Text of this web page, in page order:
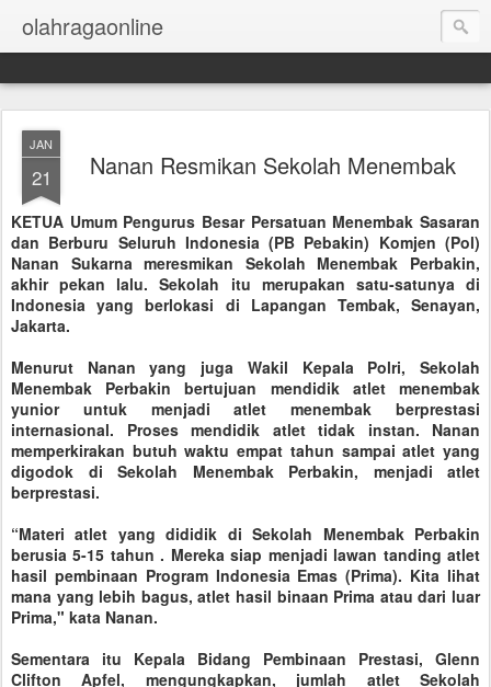
olahragaonline
JAN
21 Nanan Resmikan Sekolah Menembak
KETUA Umum Pengurus Besar Persatuan Menembak Sasaran
dan Berburu Seluruh Indonesia (PB Pebakin) Komjen (Pol)
Nanan Sukarna meresmikan Sekolah Menembak Perbakin,
akhir pekan lalu. Sekolah itu merupakan satu-satunya di
Indonesia yang berlokasi di Lapangan Tembak, Senayan,
Jakarta.
Menurut Nanan yang juga Wakil Kepala Polri, Sekolah
Menembak Perbakin bertujuan mendidik atlet menembak
yunior untuk menjadi atlet menembak berprestasi
internasional. Proses mendidik atlet tidak instan. Nanan
memperkirakan butuh waktu empat tahun sampai atlet yang
digodok di Sekolah Menembak Perbakin, menjadi atlet
berprestasi.
“Materi atlet yang dididik di Sekolah Menembak Perbakin
berusia 5-15 tahun . Mereka siap menjadi lawan tanding atlet
hasil pembinaan Program Indonesia Emas (Prima). Kita lihat
mana yang lebih bagus, atlet hasil binaan Prima atau dari luar
Prima," kata Nanan.
Sementara itu Kepala Bidang Pembinaan Prestasi, Glenn
Clifton Apfel, mengungkapkan, jumlah atlet Sekolah